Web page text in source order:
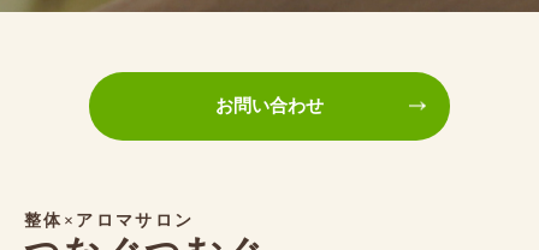
整体×アロマサロン
お問い合わせ